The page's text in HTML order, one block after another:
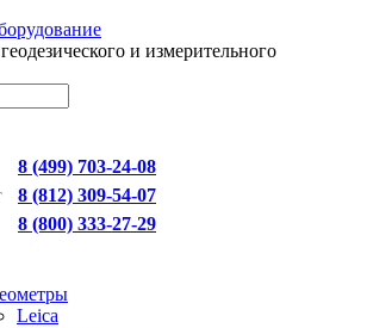
и измерительного
8 (499) 703-24-08
8 (812) 309-54-07
8 (800) 333-27-29
Leica